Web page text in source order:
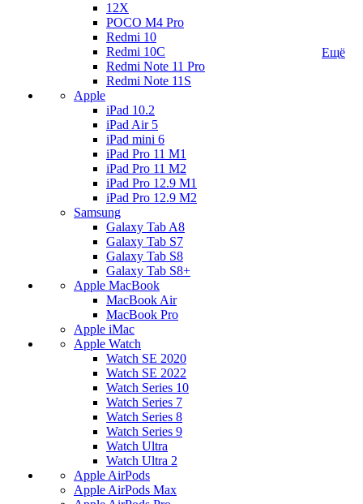
12X
POCO M4 Pro
Redmi 10
Redmi 10C
Redmi Note 11 Pro
Redmi Note 11S
Apple
iPad 10.2
iPad Air 5
iPad mini 6
iPad Pro 11 M1
iPad Pro 11 M2
iPad Pro 12.9 M1
iPad Pro 12.9 M2
Samsung
Galaxy Tab A8
Galaxy Tab S7
Galaxy Tab S8
Galaxy Tab S8+
Apple MacBook
MacBook Air
MacBook Pro
Apple iMac
Apple Watch
Watch SE 2020
Watch SE 2022
Watch Series 10
Watch Series 7
Watch Series 8
Watch Series 9
Watch Ultra
Watch Ultra 2
Apple AirPods
Apple AirPods Max
Ещё